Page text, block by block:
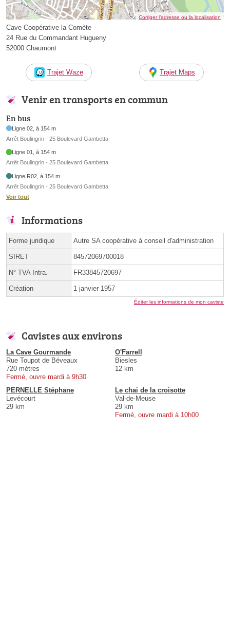
Corriger l’adresse ou la localisation
Cave Coopérative la Comète
24 Rue du Commandant Hugueny
52000 Chaumont
Trajet Waze Trajet Maps
Venir en transports en commun
En bus
Ligne 02, à 154 m
Arrêt Boulingrin - 25 Boulevard Gambetta
Ligne 01, à 154 m
Arrêt Boulingrin - 25 Boulevard Gambetta
Ligne R02, à 154 m
Arrêt Boulingrin - 25 Boulevard Gambetta
Voir tout
Informations
Forme juridique Autre SA coopérative à conseil d'administration
SIRET 84572069700018
N° TVA Intra. FR33845720697
Création 1 janvier 1957
Éditer les informations de mon caviste
Cavistes aux environs
La Cave Gourmande
Rue Toupot de Béveaux
720 mètres
Fermé, ouvre mardi à 9h30
O'Farrell
Biesles
12 km
PERNELLE Stéphane
Levécourt
29 km
Le chai de la croisotte
Val-de-Meuse
29 km
Fermé, ouvre mardi à 10h00